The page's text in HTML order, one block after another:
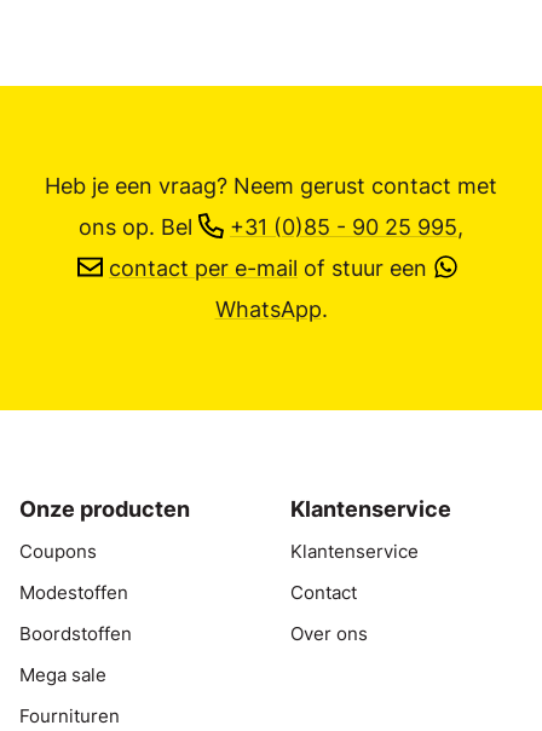
Heb je een vraag? Neem gerust contact met
ons op. Bel +31 (0)85 - 90 25 995,
contact per e-mail of stuur een
WhatsApp.
Onze producten
Coupons
Modestoffen
Boordstoffen
Mega sale
Fournituren
Klantenservice
Klantenservice
Contact
Over ons